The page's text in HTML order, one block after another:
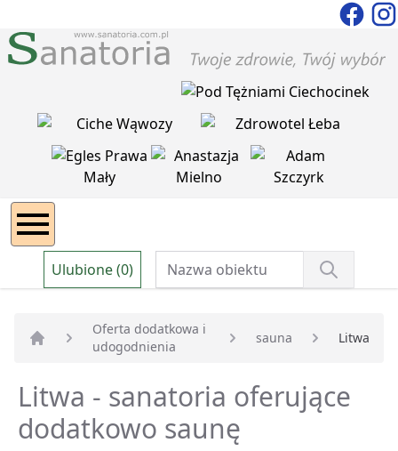
Ulubione (0)
Strona główna
Oferta dodatkowa i
udogodnienia
sauna Litwa
Litwa - sanatoria oferujące
dodatkowo saunę